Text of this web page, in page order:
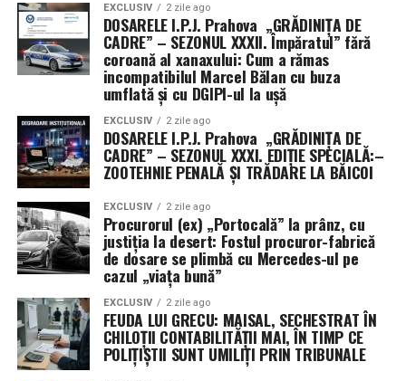
EXCLUSIV 2 zile ago
DOSARELE I.P.J. Prahova „GRĂDINIȚA DE
CADRE” – SEZONUL XXXII. Împăratul” fără
coroană al xanaxului: Cum a rămas
incompatibilul Marcel Bălan cu buza
umflată și cu DGIPI-ul la ușă
EXCLUSIV 2 zile ago
DOSARELE I.P.J. Prahova „GRĂDINIȚA DE
CADRE” – SEZONUL XXXI. EDIȚIE SPECIALĂ:–
ZOOTEHNIE PENALĂ ȘI TRĂDARE LA BĂICOI
EXCLUSIV 2 zile ago
Procurorul (ex) „Portocală” la prânz, cu
justiția la desert: Fostul procuror-fabrică
de dosare se plimbă cu Mercedes-ul pe
cazul „viața bună”
EXCLUSIV 2 zile ago
FEUDA LUI GRECU: MAISAL, SECHESTRAT ÎN
CHILOȚII CONTABILITĂȚII MAI, ÎN TIMP CE
POLIȚIȘTII SUNT UMILIȚI PRIN TRIBUNALE